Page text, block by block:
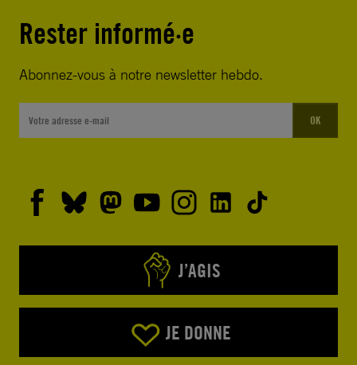
Rester informé·e
Abonnez-vous à notre newsletter hebdo.
OK
J’AGIS
JE DONNE